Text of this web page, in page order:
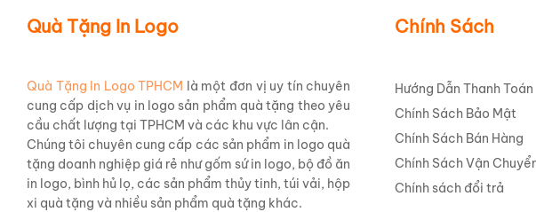
Quà Tặng In Logo
Quà Tặng In Logo TPHCM là một đơn vị uy tín chuyên
cung cấp dịch vụ in logo sản phẩm quà tặng theo yêu
cầu chất lượng tại TPHCM và các khu vực lân cận.
Chúng tôi chuyên cung cấp các sản phẩm in logo quà
tặng doanh nghiệp giá rẻ như gốm sứ in logo, bộ đồ ăn
in logo, bình hủ lọ, các sản phẩm thủy tinh, túi vải, hộp
xi quà tặng và nhiều sản phẩm quà tặng khác.
Chính Sách
Hướng Dẫn Thanh Toán
Chính Sách Bảo Mật
Chính Sách Bán Hàng
Chính Sách Vận
Chính sách đổi trả